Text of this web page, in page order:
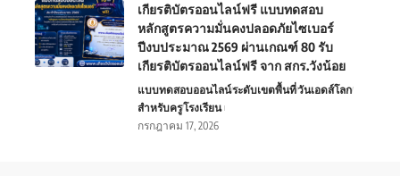
เกียรติบัตรออนไลน์ฟรี แบบทดสอบ
หลักสูตรความมั่นคงปลอดภัยไซเบอร์
ปีงบประมาณ 2569 ผ่านเกณฑ์ 80 รับ
เกียรติบัตรออนไลน์ฟรี จาก สกร.วังน้อย
แบบทดสอบออนไลน์ระดับเขตพื้นที่วันเอดส์โลก
สำหรับครูโรงเรียน
กรกฎาคม 17, 2026